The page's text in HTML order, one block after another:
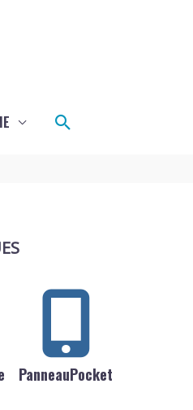
Rechercher
PanneauPocket